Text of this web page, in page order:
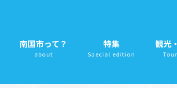
南国市って？
about
特集
Special edition
観光